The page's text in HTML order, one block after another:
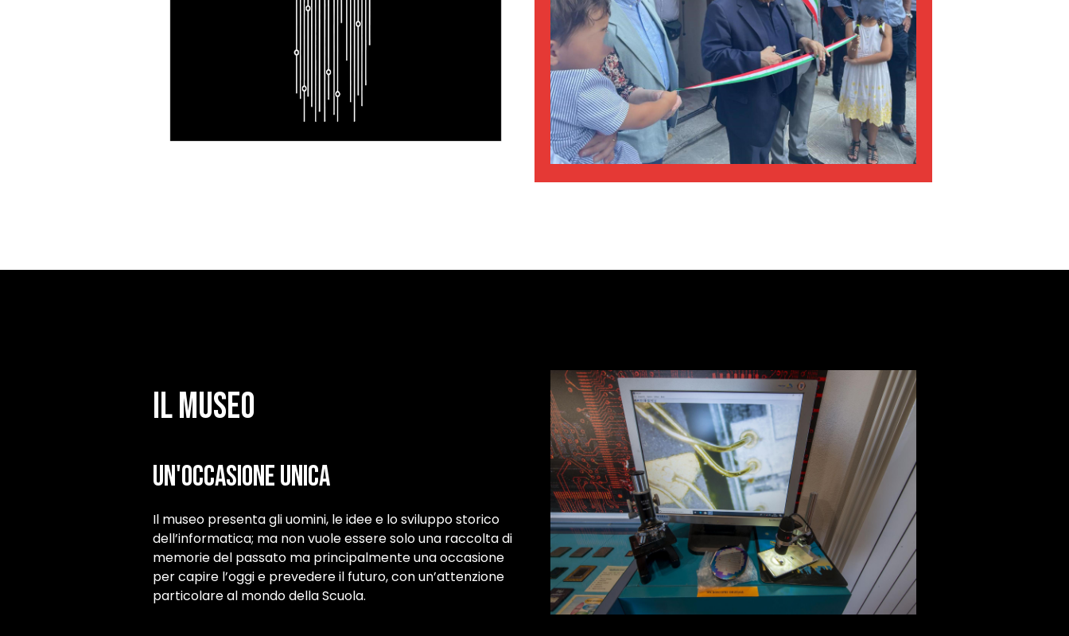
IL MUSEO
Un'occasione unica
Il museo presenta gli uomini, le idee e lo sviluppo storico
dell’informatica; ma non vuole essere solo una raccolta di
memorie del passato ma principalmente una occasione
per capire l’oggi e prevedere il futuro, con un’attenzione
particolare al mondo della Scuola.